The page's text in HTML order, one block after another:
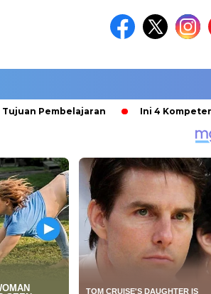
Pembelajaran Ini 4 Kompetensi